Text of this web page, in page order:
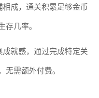
成，通关积累足够金币
存几率。
就感，通过完成特定关
需额外付费。